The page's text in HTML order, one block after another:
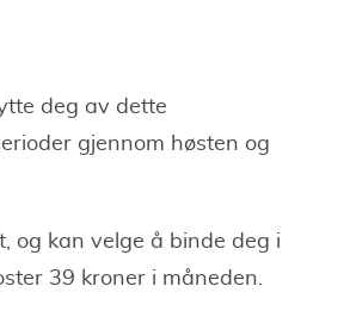
deg av dette
gjennom høsten og
og kan velge å binde deg i
39 kroner i måneden.